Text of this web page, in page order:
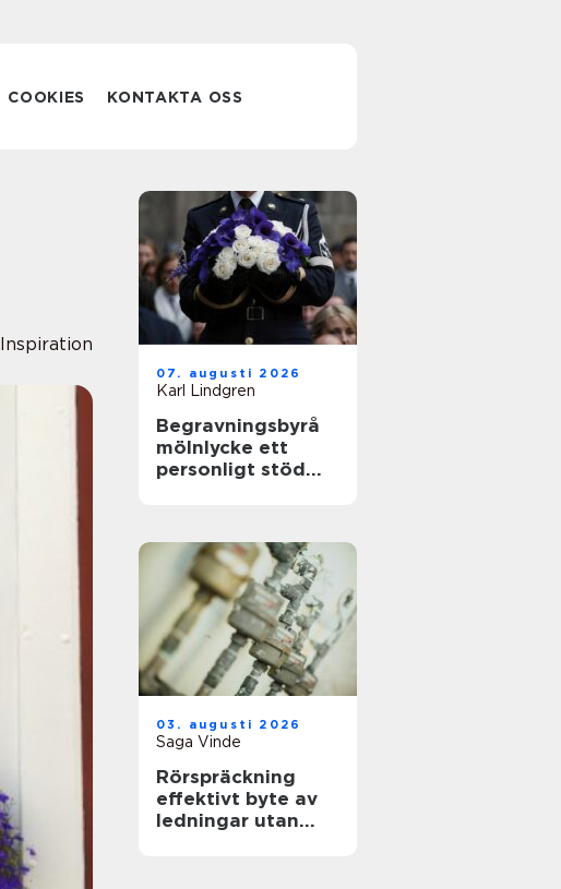
COOKIES KONTAKTA OSS
Inspiration
07. augusti 2026
Karl Lindgren
Begravningsbyrå
mölnlycke ett
personligt stöd
03. augusti 2026
Saga Vinde
Rörspräckning
effektivt byte av
ledningar utan